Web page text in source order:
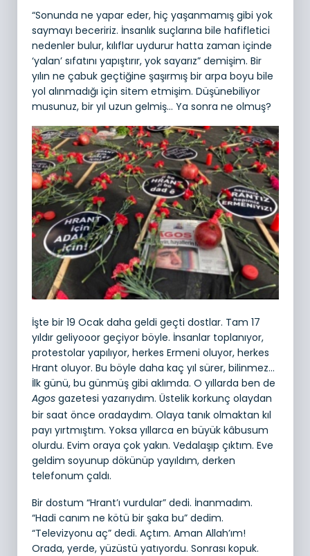
“Sonunda ne yapar eder, hiç yaşanmamış gibi yok
saymayı beceririz. İnsanlık suçlarına bile hafifletici
nedenler bulur, kılıflar uydurur hatta zaman içinde
‘yalan’ sıfatını yapıştırır, yok sayarız” demişim. Bir
yılın ne çabuk geçtiğine şaşırmış bir arpa boyu bile
yol alınmadığı için sitem etmişim. Düşünebiliyor
musunuz, bir yıl uzun gelmiş… Ya sonra ne olmuş?
İşte bir 19 Ocak daha geldi geçti dostlar. Tam 17
yıldır geliyooor geçiyor böyle. İnsanlar toplanıyor,
protestolar yapılıyor, herkes Ermeni oluyor, herkes
Hrant oluyor. Bu böyle daha kaç yıl sürer, bilinmez…
İlk günü, bu günmüş gibi aklımda. O yıllarda ben de
Agosgazetesi yazarıydım. Üstelik korkunç olaydan
bir saat önce oradaydım. Olaya tanık olmaktan kıl
payı yırtmıştım. Yoksa yıllarca en büyük kâbusum
olurdu. Evim oraya çok yakın. Vedalaşıp çıktım. Eve
geldim soyunup dökünüp yayıldım, derken
telefonum çaldı.
Bir dostum “Hrant’ı vurdular” dedi. İnanmadım.
“Hadi canım ne kötü bir şaka bu” dedim.
“Televizyonu aç” dedi. Açtım. Aman Allah’ım!
Orada, yerde, yüzüstü yatıyordu. Sonrası kopuk.